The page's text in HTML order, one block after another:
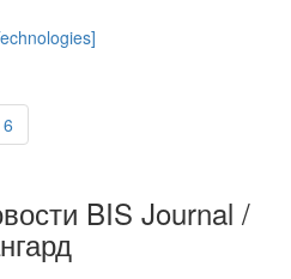
6
BIS Journal /